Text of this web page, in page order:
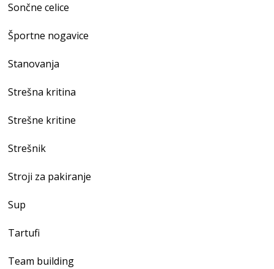
Sončne celice
Športne nogavice
Stanovanja
Strešna kritina
Strešne kritine
Strešnik
Stroji za pakiranje
Sup
Tartufi
Team building